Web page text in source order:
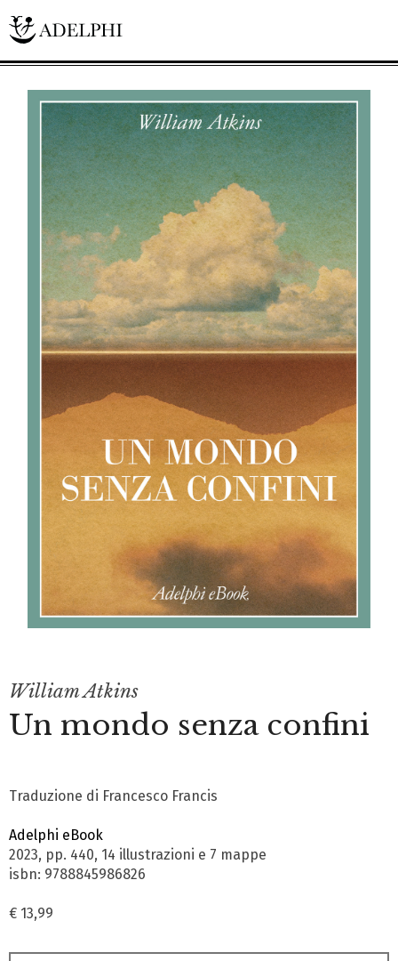
William Atkins
Un mondo senza confini
Traduzione di Francesco Francis
Adelphi eBook
2023, pp. 440, 14 illustrazioni e 7 mappe
isbn: 9788845986826
€ 13,99